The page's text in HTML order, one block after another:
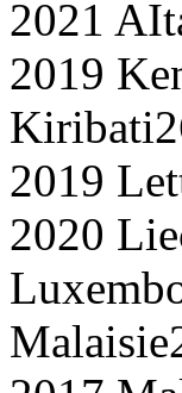
2021 A
2019
Kiribati
2019
2020
Malaisie